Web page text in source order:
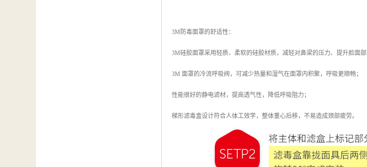
3M防毒面罩的舒适性：
3M硅胶面罩采用轻质、柔软的硅胶材质，减轻对鼻梁的压力、提升脸面部
3M 面罩的冷流呼吸阀，可减少热量和湿气在面罩内积聚，呼吸更顺畅；
性能很好的静电滤材，提高透气性，降低呼吸阻力；
梯形滤毒盒设计符合人体工效学，整体重心后移，不易造成颈部疲劳。